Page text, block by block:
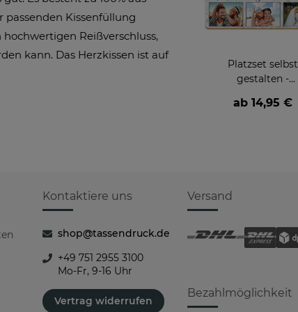
Kissenfüllung
Reißverschluss,
kann. Das Herzkissen ist auf
Platzset selbst
gestalten -
Fotos
ab14,95 €
Kontaktiere uns
shop@tassendruck.de
+49 751 2955 3100
Mo-Fr, 9-16 Uhr
Vertrag widerrufen
Versand
Bezahlmöglichkeit